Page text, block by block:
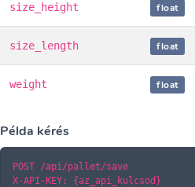
size_height float
size_length float
weight float
Példa kérés
POST /api/pallet/save
X-API-KEY: {az_api_kulcsod}